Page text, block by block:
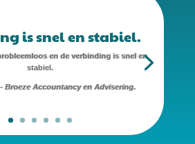
is snel en stabiel.
en de verbinding is snel en
stabiel.
Broeze Accountancy en Advisering.